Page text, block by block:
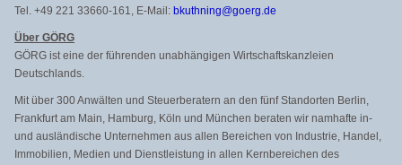
Tel. +49 221 33660-161, E-Mail: bkuthning@goerg.de
Über GÖRG
GÖRG ist eine der führenden unabhängigen Wirtschaftskanzleien
Deutschlands.
Mit über 300 Anwälten und Steuerberatern an den fünf Standorten Berlin,
Frankfurt am Main, Hamburg, Köln und München beraten wir namhafte in-
und ausländische Unternehmen aus allen Bereichen von Industrie, Handel,
Immobilien, Medien und Dienstleistung in allen Kernbereichen des